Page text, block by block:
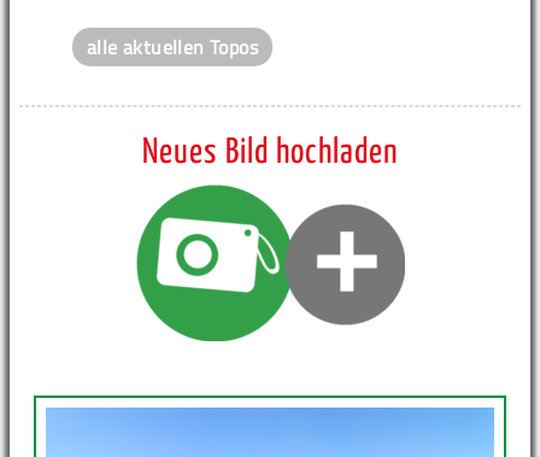
alle aktuellen Topos
Neues Bild hochladen